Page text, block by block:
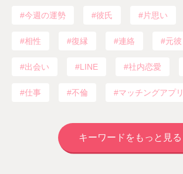
今週の運勢 彼氏 片思い
相性 復縁 連絡 元彼
出会い LINE 社内恋愛
仕事 不倫 マッチングアプリ
キーワードをもっと見る